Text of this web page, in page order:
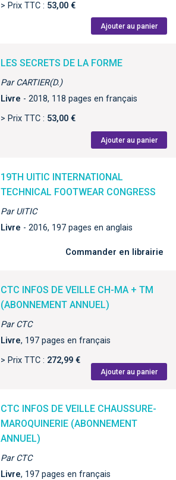
> Prix TTC : 53,00 €
Ajouter au panier
LES SECRETS DE LA FORME
Par CARTIER(D.)
Livre - 2018, 118 pages en français
> Prix TTC : 53,00 €
Ajouter au panier
19TH UITIC INTERNATIONAL
TECHNICAL FOOTWEAR CONGRESS
Par UITIC
Livre - 2016, 197 pages en anglais
Commander en librairie
CTC INFOS DE VEILLE CH-MA + TM
(ABONNEMENT ANNUEL)
Par CTC
Livre, 197 pages en français
> Prix TTC : 272,99 €
Ajouter au panier
CTC INFOS DE VEILLE CHAUSSURE-
MAROQUINERIE (ABONNEMENT
ANNUEL)
Par CTC
Livre, 197 pages en français